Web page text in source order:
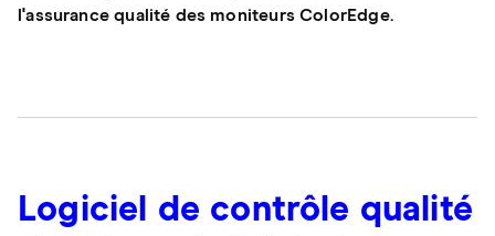
l'assurance qualité des moniteurs ColorEdge.
Logiciel de contrôle qualité